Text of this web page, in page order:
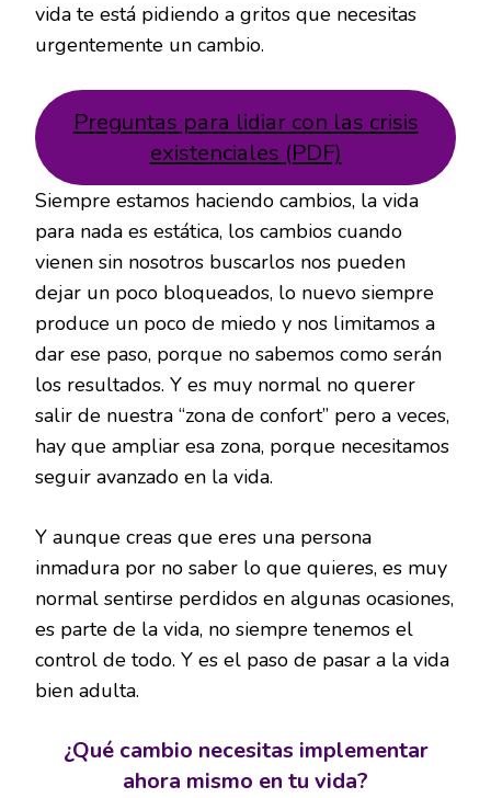
vida te está pidiendo a gritos que necesitas
urgentemente un cambio.
Preguntas para lidiar con las crisis
existenciales (PDF)
Siempre estamos haciendo cambios, la vida
para nada es estática, los cambios cuando
vienen sin nosotros buscarlos nos pueden
dejar un poco bloqueados, lo nuevo siempre
produce un poco de miedo y nos limitamos a
dar ese paso, porque no sabemos como serán
los resultados. Y es muy normal no querer
salir de nuestra “zona de confort” pero a veces,
hay que ampliar esa zona, porque necesitamos
seguir avanzado en la vida.
Y aunque creas que eres una persona
inmadura por no saber lo que quieres, es muy
normal sentirse perdidos en algunas ocasiones,
es parte de la vida, no siempre tenemos el
control de todo. Y es el paso de pasar a la vida
bien adulta.
¿Qué cambio necesitas implementar
ahora mismo en tu vida?